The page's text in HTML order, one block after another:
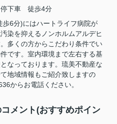
停下車 徒歩4分
歩6分)にはハートライフ病院が
染を抑えるノンホルムアルデヒ
多くの方からこだわり条件でい
です。室内環境まで左右する基
なっております。琉美不動産な
地域情報もご紹介致しますの
からお電話ください。
メント(おすすめポイン